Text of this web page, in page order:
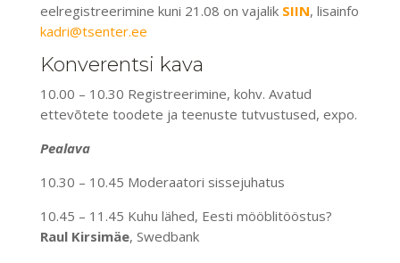
eelregistreerimine kuni 21.08 on vajalik SIIN, lisainfo
kadri@tsenter.ee
Konverentsi kava
10.00 – 10.30 Registreerimine, kohv. Avatud
ettevõtete toodete ja teenuste tutvustused, expo.
Pealava
10.30 – 10.45 Moderaatori sissejuhatus
10.45 – 11.45 Kuhu lähed, Eesti mööblitööstus?
Raul Kirsimäe, Swedbank